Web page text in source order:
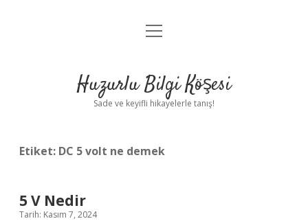
Anasayfa
Yasal Uyarı
menüyü
Huzurlu Bilgi Köşesi
Sade ve keyifli hikayelerle tanış!
Etiket: DC 5 volt ne demek
5 V Nedir
Tarih: Kasım 7, 2024